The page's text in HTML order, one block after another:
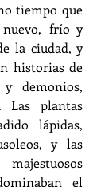
tiempo que
frío y
la ciudad, y
historias de
y demonios,
Las plantas
lápidas,
y las
el